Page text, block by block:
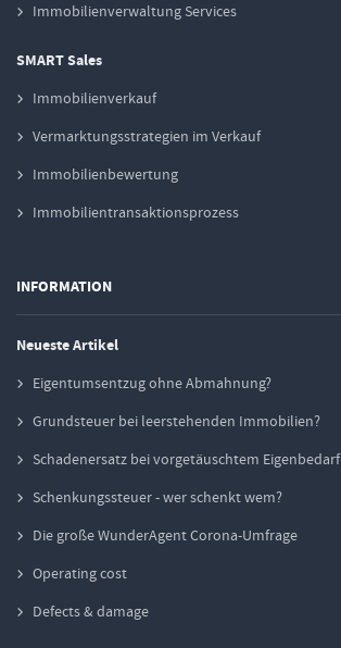
Immobilienverwaltung Services
SMART Sales
Immobilienverkauf
Vermarktungsstrategien im Verkauf
Immobilienbewertung
Immobilientransaktionsprozess
INFORMATION
Neueste Artikel
Eigentumsentzug ohne Abmahnung?
Grundsteuer bei leerstehenden Immobilien?
Schadenersatz bei vorgetäuschtem Eigenbedarf
Schenkungssteuer - wer schenkt wem?
Die große WunderAgent Corona-Umfrage
Operating cost
Defects & damage